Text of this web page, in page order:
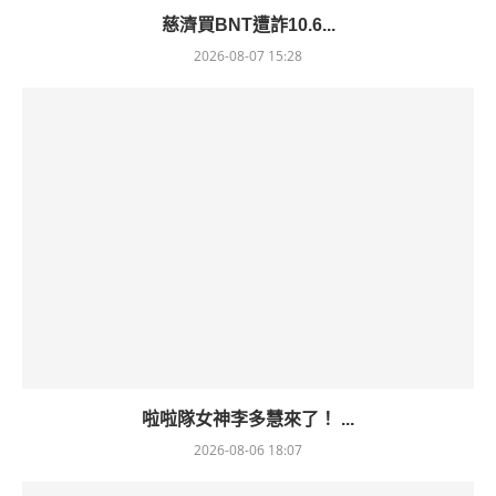
慈濟買BNT遭詐10.6...
2026-08-07 15:28
啦啦隊女神李多慧來了！ ...
2026-08-06 18:07